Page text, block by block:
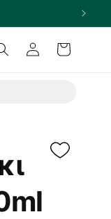
Σύνδεση Καλάθι